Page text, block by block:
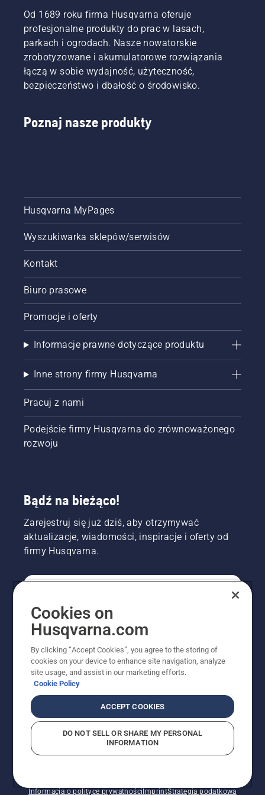
Od 1689 roku firma Husqvarna oferuje
profesjonalne produkty do prac w lasach,
parkach i ogrodach. Nasze nowatorskie
zrobotyzowane i akumulatorowe rozwiązania
łączą w sobie wydajność, użyteczność,
bezpieczeństwo i dbałość o środowisko.
Poznaj nasze produkty
Husqvarna MyPages
Wyszukiwarka sklepów/serwisów
Kontakt
Biuro prasowe
Promocje i oferty
Informacje prawne dotyczące produktu
Inne strony firmy Husqvarna
Pracuj z nami
Podejście firmy Husqvarna do zrównoważonego
rozwoju
Bądź na bieżąco!
Zarejestruj się już dziś, aby otrzymywać
aktualizacje, wiadomości, inspiracje i oferty od
firmy Husqvarna.
PROFESJONALISTA
Informacja o polityce prywatności ImprintStrategia podatkowa
Cookies on
Husqvarna.com
By clicking “Accept Cookies”, you agree to the storing of
cookies on your device to enhance site navigation, analyze
site usage, and assist in our marketing efforts.
Cookie Policy
ACCEPT COOKIES
DO NOT SELL OR SHARE MY PERSONAL
INFORMATION